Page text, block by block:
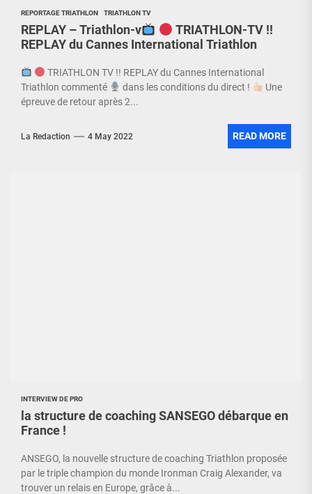
REPORTAGE TRIATHLON TRIATHLON TV
REPLAY – Triathlon-v
TRIATHLON-TV !!
REPLAY du Cannes International Triathlon
TRIATHLON TV !! REPLAY du Cannes International
Triathlon commenté
dans les conditions du direct !
Une
épreuve de retour après 2...
La Redaction 4 May 2022 READ MORE
INTERVIEW DE PRO
la structure de coaching SANSEGO débarque en
France !
ANSEGO, la nouvelle structure de coaching Triathlon proposée
par le triple champion du monde Ironman Craig Alexander, va
trouver un relais en Europe, grâce à...